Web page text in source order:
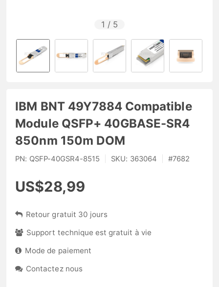
1 / 5
IBM BNT 49Y7884 Compatible
Module QSFP+ 40GBASE-SR4
850nm 150m DOM
PN: QSFP-40GSR4-8515 SKU: 363064 #7682
US$28,99
Retour gratuit 30 jours
Support technique est gratuit à vie
Mode de paiement
Contactez nous